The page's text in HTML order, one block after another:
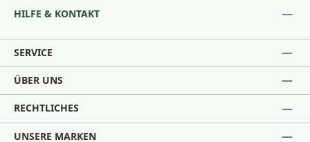
HILFE & KONTAKT
SERVICE
ÜBER UNS
RECHTLICHES
UNSERE MARKEN